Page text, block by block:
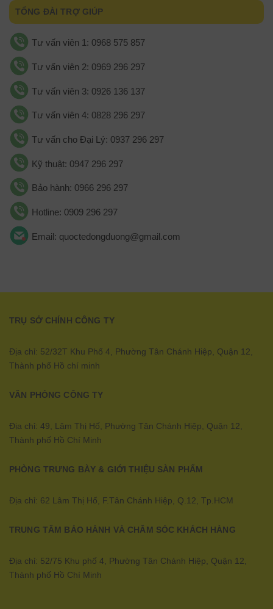
TỔNG ĐÀI TRỢ GIÚP
Tư vấn viên 1: 0968 575 857
Tư vấn viên 2: 0969 296 297
Tư vấn viên 3: 0926 136 137
Tư vấn viên 4: 0828 296 297
Tư vấn cho Đại Lý: 0937 296 297
Kỹ thuật: 0947 296 297
Bảo hành: 0966 296 297
Hotline: 0909 296 297
Email: quoctedongduong@gmail.com
TRỤ SỞ CHÍNH CÔNG TY
Địa chỉ: 52/32T Khu Phố 4, Phường Tân Chánh Hiệp, Quận 12,
Thành phố Hồ chí minh
VĂN PHÒNG CÔNG TY
Địa chỉ: 49, Lâm Thị Hố, Phường Tân Chánh Hiệp, Quận 12,
Thành phố Hồ Chí Minh
PHÒNG TRƯNG BÀY & GIỚI THIỆU SÀN PHẨM
Địa chỉ: 62 Lâm Thị Hố, F.Tân Chánh Hiệp, Q.12, Tp.HCM
TRUNG TÂM BẢO HÀNH VÀ CHĂM SÓC KHÁCH HÀNG
Địa chỉ: 52/75 Khu phố 4, Phường Tân Chánh Hiệp, Quận 12,
Thành phố Hồ Chí Minh